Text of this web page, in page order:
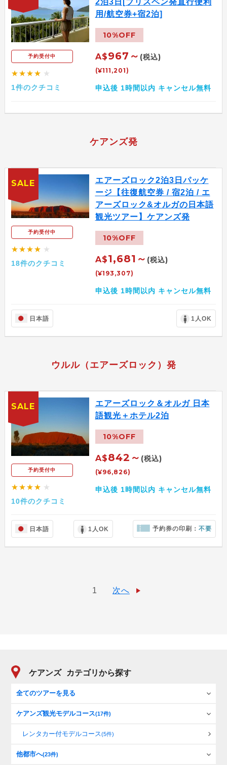
予約受付中
★★★★ ★
1件のクチコミ
2泊3日[ブリスベン発直行便利
用/航空券+宿2泊]
10%OFF
A$967～ (税込)
(¥111,201)
申込後 1時間以内 キャンセル無料
ケアンズ発
予約受付中
★★★★ ★
18件のクチコミ
エアーズロック2泊3日パッケ
ージ【往復航空券 / 宿2泊 / エ
アーズロック&オルガの日本語
観光ツアー】ケアンズ発
10%OFF
A$1,681～ (税込)
(¥193,307)
申込後 1時間以内 キャンセル無料
日本語 1人OK
SALE
ウルル（エアーズロック）発
予約受付中
★★★★ ★
10件のクチコミ
エアーズロック＆オルガ 日本
語観光＋ホテル2泊
10%OFF
A$842～ (税込)
(¥96,826)
申込後 1時間以内 キャンセル無料
日本語 1人OK 予約券の印刷：不要
SALE
1 次へ
ケアンズ カテゴリから探す
全てのツアーを見る
ケアンズ観光モデルコース(17件)
レンタカー付モデルコース(5件)
他都市へ(23件)